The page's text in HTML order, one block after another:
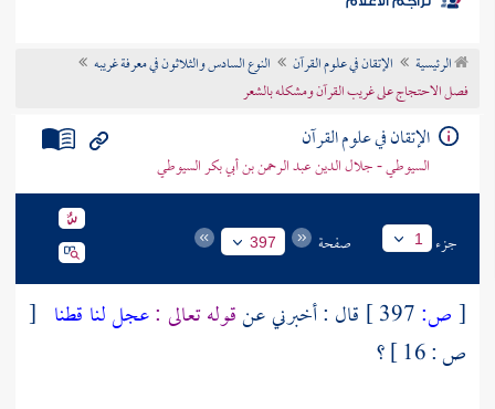
موضوعي
تراجم الأعلام
الرئيسية الإتقان في علوم القرآن
النوع السادس والثلاثون في معرفة غريبه
فصل الاحتجاج على غريب القرآن ومشكله بالشعر
الإتقان في علوم القرآن
السيوطي - جلال الدين عبد الرحمن بن أبي بكر السيوطي
جزء 1 صفحة 397
[ص: قال : أخبرني عنقوله تعالى :عجل لنا قطنا [
ص : 16 ] ؟